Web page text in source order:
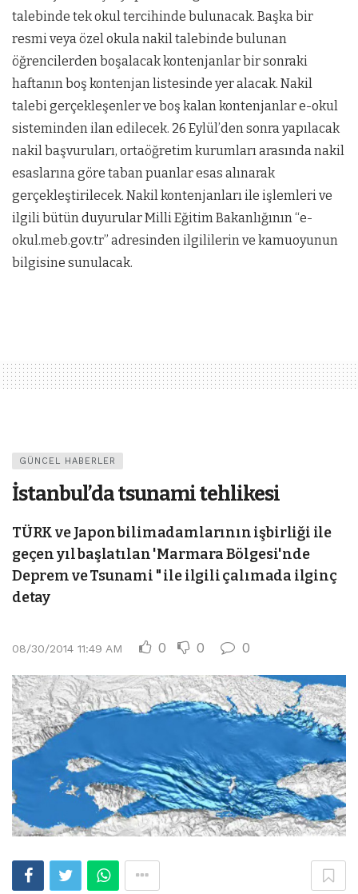
talebinde tek okul tercihinde bulunacak. Başka bir
resmi veya özel okula nakil talebinde bulunan
öğrencilerden boşalacak kontenjanlar bir sonraki
haftanın boş kontenjan listesinde yer alacak. Nakil
talebi gerçekleşenler ve boş kalan kontenjanlar e-okul
sisteminden ilan edilecek. 26 Eylül’den sonra yapılacak
nakil başvuruları, ortaöğretim kurumları arasında nakil
esaslarına göre taban puanlar esas alınarak
gerçekleştirilecek. Nakil kontenjanları ile işlemleri ve
ilgili bütün duyurular Milli Eğitim Bakanlığının “e-
okul.meb.gov.tr” adresinden ilgililerin ve kamuoyunun
bilgisine sunulacak.
GÜNCEL HABERLER
İstanbul’da tsunami tehlikesi
TÜRK ve Japon bilimadamlarının işbirliği ile
geçen yıl başlatılan 'Marmara Bölgesi'nde
Deprem ve Tsunami " ile ilgili çalımada ilginç
detay
08/30/2014 11:49 AM 0 0 0